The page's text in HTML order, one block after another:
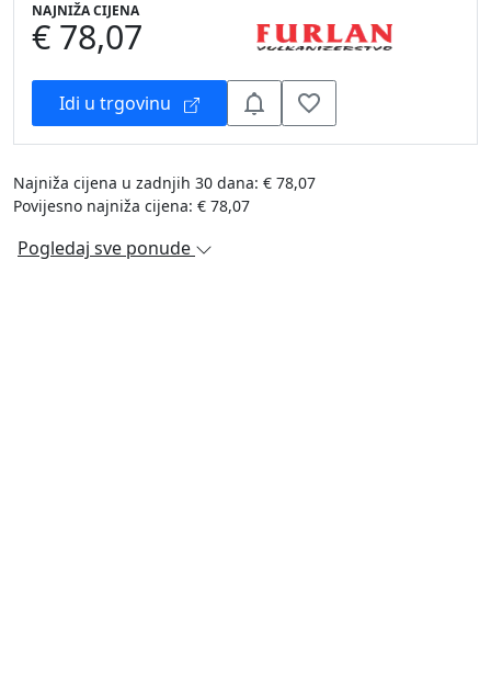
NAJNIŽA CIJENA
€ 78,07
Idi u trgovinu
Najniža cijena u zadnjih 30 dana: € 78,07
Povijesno najniža cijena: € 78,07
Pogledaj sve ponude